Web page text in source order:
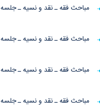
مباحث فقه ـ نقد و نسیه ـ جلسه 41 (1392/10/17)
مباحث فقه ـ نقد و نسیه ـ جلسه 40 (1392/09/27)
مباحث فقه ـ نقد و نسیه ـ جلسه 39 (1392/09/26)
مباحث فقه ـ نقد و نسیه ـ جلسه 38 (1392/09/25)